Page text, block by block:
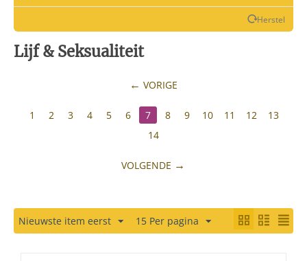
Herstel
Lijf & Seksualiteit
VORIGE
1 2 3 4 5 6 7 8 9 10 11 12
13
14
VOLGENDE
Nieuwste item eerst 15 Per pagina